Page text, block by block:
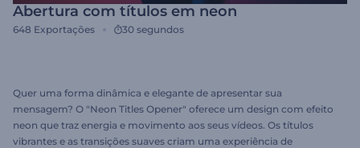
Abertura com títulos em neon
648 Exportações 30 segundos
Quer uma forma dinâmica e elegante de apresentar sua
mensagem? O "Neon Titles Opener" oferece um design com efeito
neon que traz energia e movimento aos seus vídeos. Os títulos
vibrantes e as transições suaves criam uma experiência de